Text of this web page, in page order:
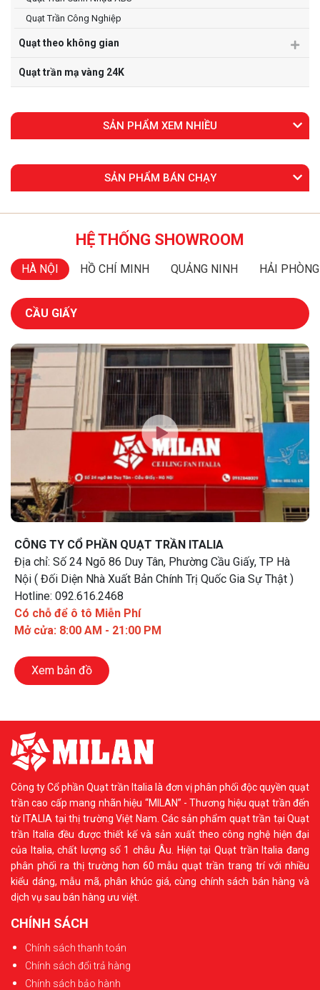
Quạt Trần Công Nghiệp
Quạt theo không gian
Quạt trần mạ vàng 24K
SẢN PHẨM XEM NHIỀU
SẢN PHẨM BÁN CHẠY
HỆ THỐNG SHOWROOM
HÀ NỘI HỒ CHÍ MINH QUẢNG NINH HẢI PHÒNG
CẦU GIẤY
CÔNG TY CỔ PHẦN QUẠT TRẦN ITALIA
Địa chỉ: Số 24 Ngõ 86 Duy Tân, Phường Cầu Giấy, TP Hà
Nội ( Đối Diện Nhà Xuất Bản Chính Trị Quốc Gia Sự Thật )
Hotline: 092.616.2468
Có chỗ để ô tô Miễn Phí
Mở cửa: 8:00 AM - 21:00 PM
Xem bản đồ
Công ty Cổ phần Quạt trần Italia là đơn vị phân phối độc quyền quạt
trần cao cấp mang nhãn hiệu “MILAN” - Thương hiệu quạt trần đến
từ ITALIA tại thị trường Việt Nam. Các sản phẩm quạt trần tại Quạt
trần Italia đều được thiết kế và sản xuất theo công nghệ hiện đại
của Italia, chất lượng số 1 châu Âu. Hiện tại Quạt trần Italia đang
phân phối ra thị trường hơn 60 mẫu quạt trần trang trí với nhiều
kiểu dáng, mẫu mã, phân khúc giá, cùng chính sách bán hàng và
dịch vụ sau bán hàng ưu việt.
CHÍNH SÁCH
Chính sách thanh toán
Chính sách đổi trả hàng
Chính sách bảo hành